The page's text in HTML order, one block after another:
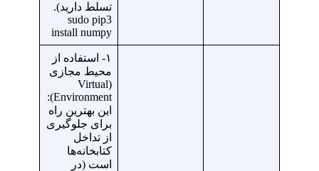
تسلط دارید).
sudo pip3
install numpy
۱- استفاده از
محیط مجازی
(Virtual
Environment):
این بهترین راه
برای جلوگیری
از تداخل
کتابخانه‌ها
است (در